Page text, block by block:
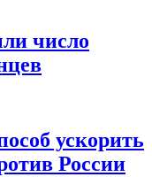
число
ускорить
России